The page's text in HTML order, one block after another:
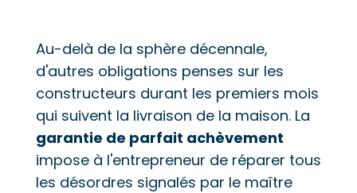
Au-delà de la sphère décennale,
d'autres obligations penses sur les
constructeurs durant les premiers mois
qui suivent la livraison de la maison. La
garantie de parfait achèvement
impose à l'entrepreneur de réparer tous
les désordres signalés par le maître